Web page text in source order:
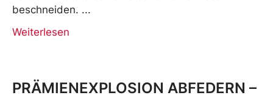
beschneiden.
Weiterlesen
PRÄMIENEXPLOSION ABFEDERN –